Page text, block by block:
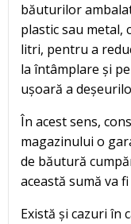
băuturilor
plastic sau metal,
litri, pentru a
la întâmplare și
ușoară a
În acest sens,
magazinului o
de băutură
această sumă va
Există și cazuri în